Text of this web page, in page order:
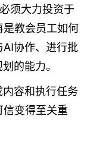
须大力投资于
教会员工如何
协作、进行批
的能力。
容和执行任务
变得至关重